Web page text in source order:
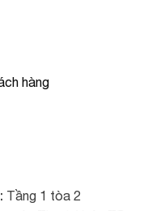
hàng
Tầng 1 tòa 2